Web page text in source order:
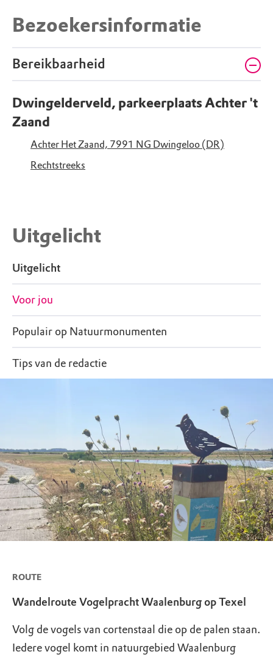
Bezoekersinformatie
Bereikbaarheid
Dwingelderveld, parkeerplaats Achter 't
Zaand
Achter Het Zaand, 7991 NG Dwingeloo (DR)
Rechtstreeks
Uitgelicht
Uitgelicht
Voor jou
Populair op Natuurmonumenten
Tips van de redactie
ROUTE
Wandelroute Vogelpracht Waalenburg op Texel
Volg de vogels van cortenstaal die op de palen staan.
Iedere vogel komt in natuurgebied Waalenburg